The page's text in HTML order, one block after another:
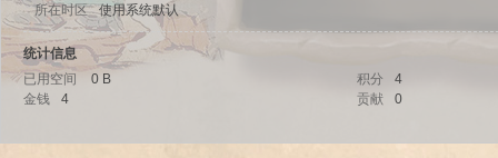
uz!
所在时区
使用系统默认
统计信息
已用空间
0 B 积分
4
金钱
4 贡献 0